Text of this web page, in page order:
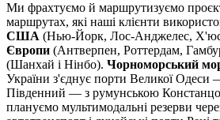
Ми фрахтуємо й маршрутизуємо
маршрутах, які наші клієнти
США (Нью-Йорк, Лос-Анджелес,
Європи (Антверпен, Роттердам,
(Шанхай і Нінбо). Чорноморський
України з'єднує порти Великої Одеси
Південний — з румунською
плануємо мультимодальні резерви